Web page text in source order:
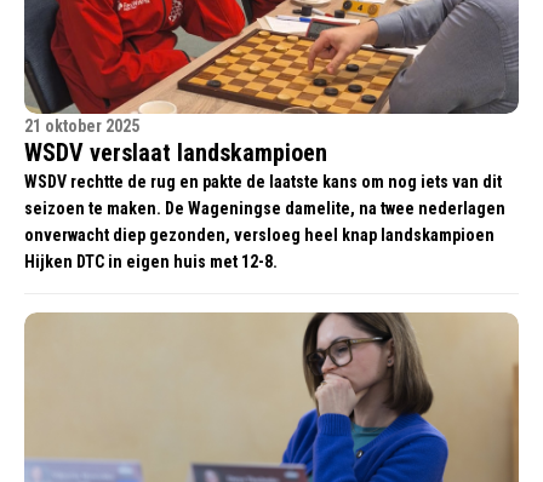
21 oktober 2025
WSDV verslaat landskampioen
WSDV rechtte de rug en pakte de laatste kans om nog iets van dit
seizoen te maken. De Wageningse damelite, na twee nederlagen
onverwacht diep gezonden, versloeg heel knap landskampioen
Hijken DTC in eigen huis met 12-8.